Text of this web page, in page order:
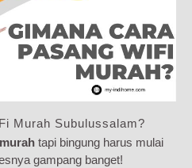
Murah Subulussalam?
tapi bingung harus mulai
gampang banget!